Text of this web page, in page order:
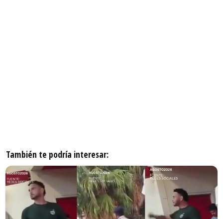
También te podría interesar: